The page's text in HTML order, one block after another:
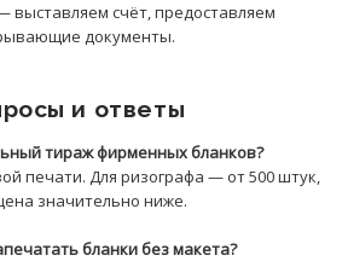
выставляем счёт, предоставляем
документы.
и ответы
тираж фирменных бланков?
печати. Для ризографа — от 500 штук,
значительно ниже.
бланки без макета?